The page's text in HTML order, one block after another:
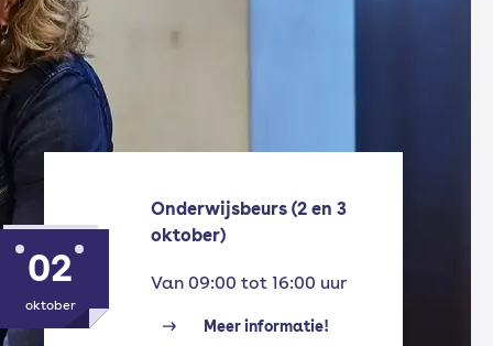
02
oktober
Onderwijsbeurs (2 en 3
oktober)
Van 09:00 tot 16:00 uur
Meer informatie!